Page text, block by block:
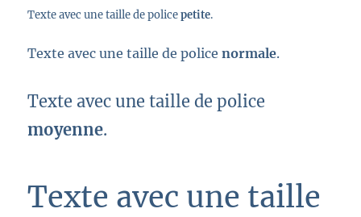
Texte avec une taille de policepetite.
Texte avec une taille de policenormale.
Texte avec une taille de police
moyenne.
Texte avec une taille